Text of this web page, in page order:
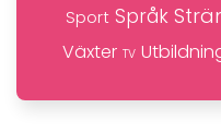
Sport Språk
Växter TV